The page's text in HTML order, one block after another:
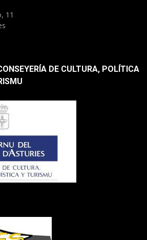
11
DE CULTURA, POLÍTICA